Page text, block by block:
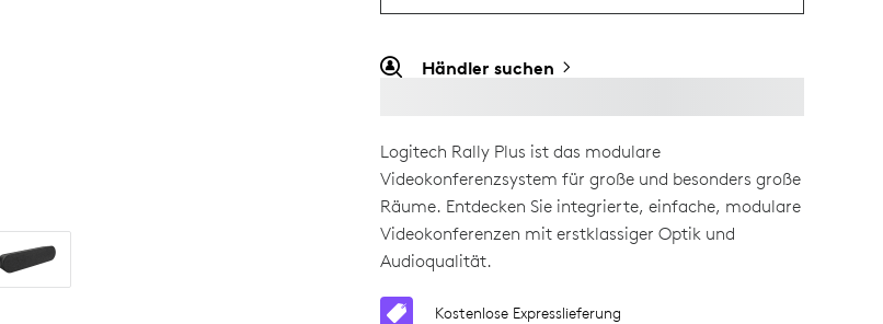
Händler suchen
Logitech Rally Plus ist das modulare
Videokonferenzsystem für große und besonders große
Räume. Entdecken Sie integrierte, einfache, modulare
Videokonferenzen mit erstklassiger Optik und
Audioqualität.
Kostenlose Expresslieferung